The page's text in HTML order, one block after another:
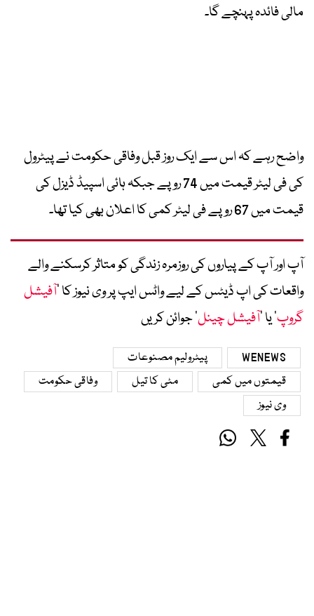
مالی فائدہ پہنچے گا۔
واضح رہے کہ اس سے ایک روز قبل وفاقی حکومت نے پیٹرول
کی فی لیٹر قیمت میں 74 روپے جبکہ ہائی اسپیڈ ڈیزل کی
قیمت میں 67 روپے فی لیٹر کمی کا اعلان بھی کیا تھا۔
آپ اور آپ کے پیاروں کی روزمرہ زندگی کو متاثر کرسکنے والے
واقعات کی اپ ڈیٹس کے لیے واٹس ایپ پر وی نیوز کا ’آفیشل
گروپ‘ یا ’آفیشل چینل‘ جوائن کریں
WENEWS
پیٹرولیم مصنوعات
قیمتوں میں کمی
مٹی کا تیل
وفاقی حکومت
وی نیوز